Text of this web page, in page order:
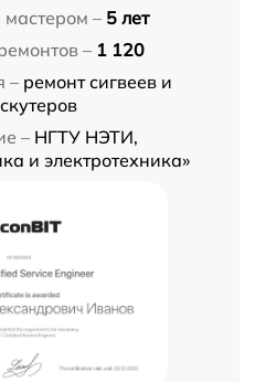
– 5 лет
– 1 120
– ремонт сигвеев и
– НГТУ НЭТИ,
и электротехника»